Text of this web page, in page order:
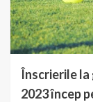
Înscrierile
2023 încep